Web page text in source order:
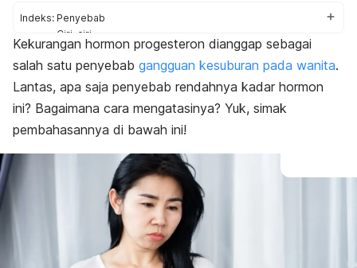
Indeks: Penyebab
Ciri-ciri
Tips
Kekurangan hormon progesteron dianggap sebagai
salah satu penyebab gangguan kesuburan pada wanita.
Lantas, apa saja penyebab rendahnya kadar hormon
ini? Bagaimana cara mengatasinya? Yuk, simak
pembahasannya di bawah ini!